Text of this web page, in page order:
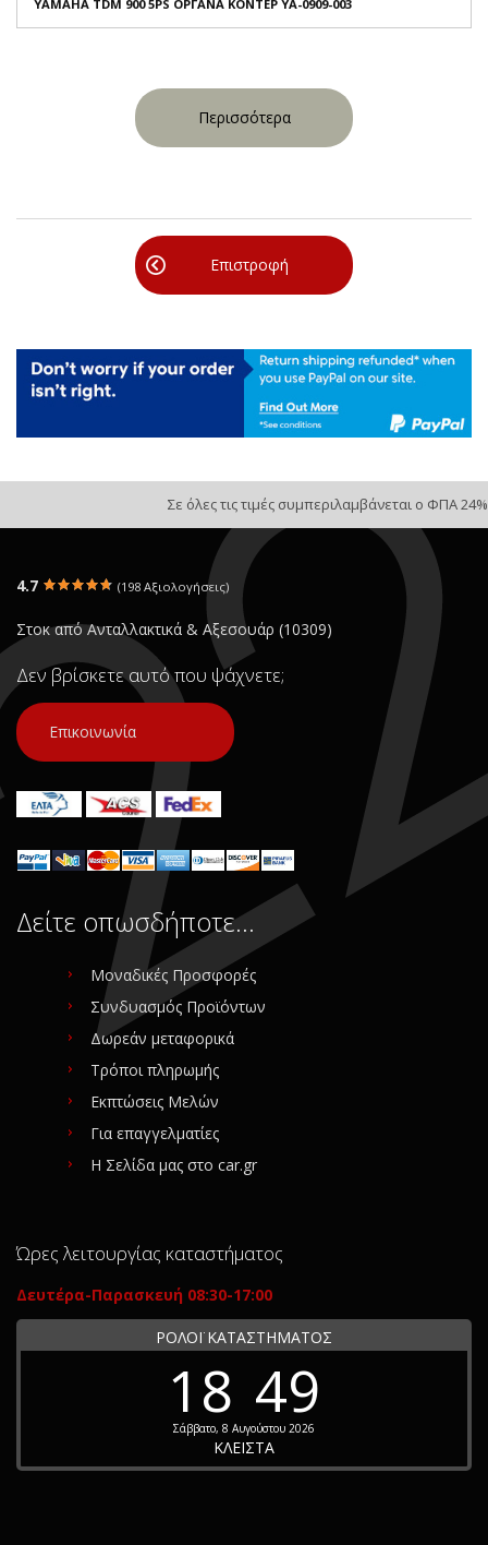
YAMAHA TDM 900 5PS ΟΡΓΑΝΑ ΚΟΝΤΕΡ YA-0909-003
Περισσότερα
Επιστροφή
Σε όλες τις τιμές συμπεριλαμβάνεται ο ΦΠΑ 24%
4.7 (198 Αξιολογήσεις)
Στοκ από Ανταλλακτικά & Αξεσουάρ (10309)
Δεν βρίσκετε αυτό που ψάχνετε;
Επικοινωνία
Δείτε οπωσδήποτε…
Μοναδικές Προσφορές
Συνδυασμός Προϊόντων
Δωρεάν μεταφορικά
Τρόποι πληρωμής
Εκπτώσεις Μελών
Για επαγγελματίες
Η Σελίδα μας στο car.gr
Ώρες λειτουργίας καταστήματος
Δευτέρα-Παρασκευή 08:30-17:00
ΡΟΛΟΪ ΚΑΤΑΣΤΗΜΑΤΟΣ
18 49
Σάββατο, 8 Αυγούστου 2026
ΚΛΕΙΣΤΑ